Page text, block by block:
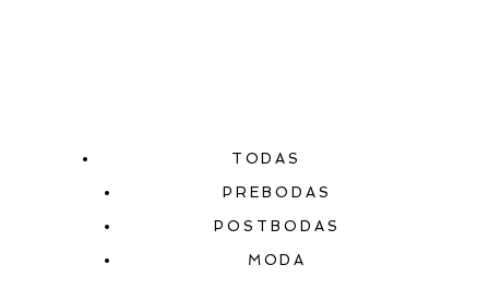
TODAS
PREBODAS
POSTBODAS
MODA